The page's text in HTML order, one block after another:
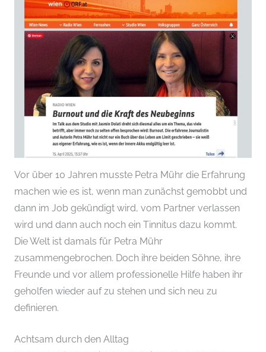
Vor über 10 Jahren musste Petra Mühr die Erfahrung
machen wie es ist, wenn man zunächst gemobbt und
dann im Job gekündigt wird, vom Partner verlassen
wird und dann auch noch ein Tinnitus dazu kommt.
Die Welt ist damals für Petra Mühr
zusammengebrochen. Doch ihre beiden Söhne, ihre
Freunde und vor allem professionelle Hilfe haben ihr
geholfen wieder auf zu stehen und sich neu zu
definieren.
Achtsam durch den Alltag